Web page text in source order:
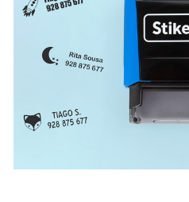
100% personalizado e
comercializa-se